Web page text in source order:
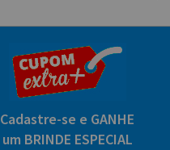
Cadastre-se e GANHE
um BRINDE ESPECIAL